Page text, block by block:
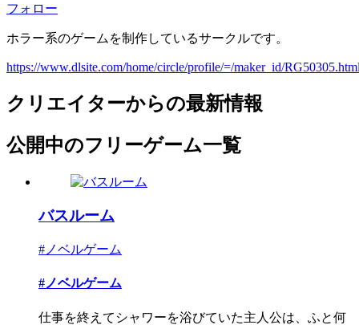
フォロー
ホラー系のゲームを制作しているサークルです。
https://www.dlsite.com/home/circle/profile/=/maker_id/
クリエイターからの最新情報
公開中のフリーゲーム一覧
バスルーム
#ノベルゲーム
#ノベルゲーム
仕事を終えてシャワーを浴びていた主人公は、ふと何